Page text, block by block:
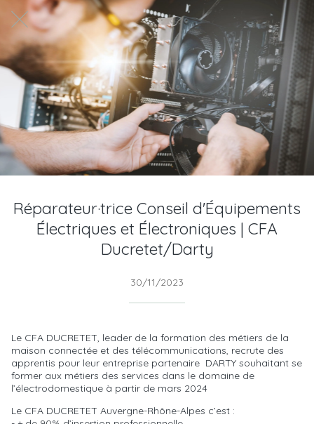
Réparateur·trice Conseil d'Équipements
Électriques et Électroniques | CFA
Ducretet/Darty
30/11/2023
Le CFA DUCRETET, leader de la formation des métiers de la
maison connectée et des télécommunications, recrute des
apprentis pour leur entreprise partenaire DARTY souhaitant se
former aux métiers des services dans le domaine de
l’électrodomestique à partir de mars 2024
Le CFA DUCRETET Auvergne-Rhône-Alpes c’est :